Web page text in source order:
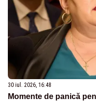
30 iul. 2026, 16:48
Momente de panică